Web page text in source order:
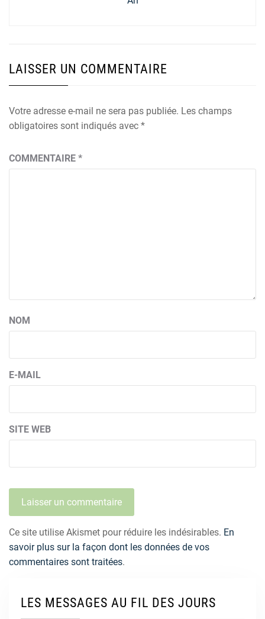
LAISSER UN COMMENTAIRE
Votre adresse e-mail ne sera pas publiée. Les champs
obligatoires sont indiqués avec *
COMMENTAIRE *
NOM
E-MAIL
SITE WEB
Ce site utilise Akismet pour réduire les indésirables. En
savoir plus sur la façon dont les données de vos
commentaires sont traitées.
LES MESSAGES AU FIL DES JOURS